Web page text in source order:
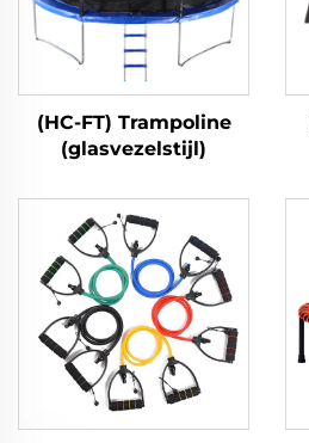
(HC-FT) Trampoline
(glasvezelstijl)